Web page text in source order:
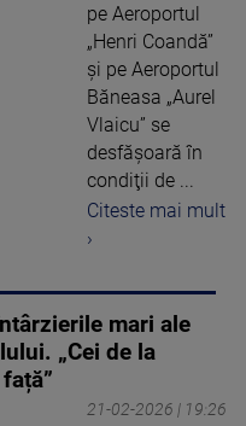
pe Aeroportul
„Henri Coandă”
şi pe Aeroportul
Băneasa „Aurel
Vlaicu” se
desfăşoară în
condiţii de ...
Citeste mai mult
›
mari ale
„Cei de la
21-02-2026 | 19:26